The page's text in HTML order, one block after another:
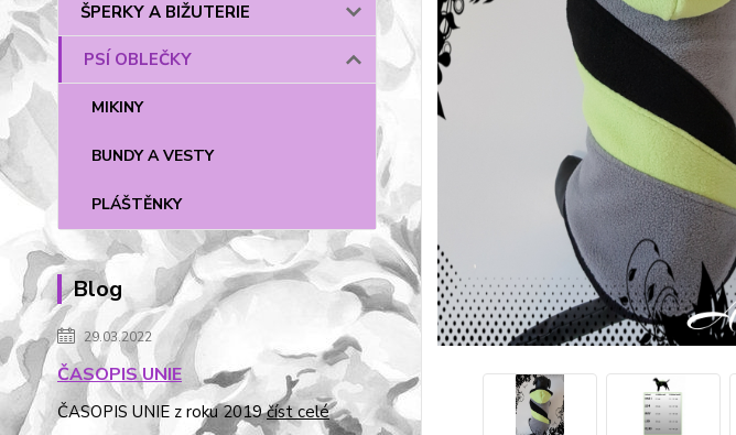
ŠPERKY A BIŽUTERIE
PSÍ OBLEČKY
MIKINY
BUNDY A VESTY
PLÁŠTĚNKY
Blog
29.03.2022
ČASOPIS UNIE
ČASOPIS UNIE z roku 2019číst celé